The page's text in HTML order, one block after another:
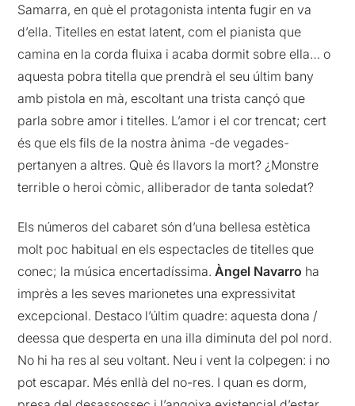
Samarra, en què el protagonista intenta fugir en va
d’ella. Titelles en estat latent, com el pianista que
camina en la corda fluixa i acaba dormit sobre ella… o
aquesta pobra titella que prendrà el seu últim bany
amb pistola en mà, escoltant una trista cançó que
parla sobre amor i titelles. L’amor i el cor trencat; cert
és que els fils de la nostra ànima -de vegades-
pertanyen a altres. Què és llavors la mort? ¿Monstre
terrible o heroi còmic, alliberador de tanta soledat?
Els números del cabaret són d’una bellesa estètica
molt poc habitual en els espectacles de titelles que
conec; la música encertadíssima.Àngel Navarro ha
imprès a les seves marionetes una expressivitat
excepcional. Destaco l’últim quadre: aquesta dona /
deessa que desperta en una illa diminuta del pol nord.
No hi ha res al seu voltant. Neu i vent la colpegen: i no
pot escapar. Més enllà del no-res. I quan es dorm,